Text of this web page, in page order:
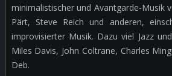
minimalistischer und Avantgarde-Musik
Pärt, Steve Reich und anderen,
improvisierter Musik. Dazu viel Jazz
Miles Davis, John Coltrane, Charles
Deb.